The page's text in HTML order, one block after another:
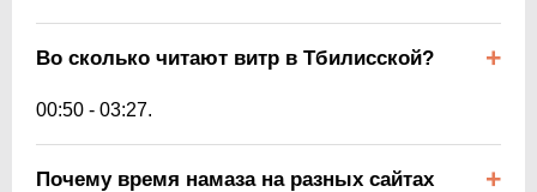
Во сколько читают витр в Тбилисской?
00:50 - 03:27.
Почему время намаза на разных сайтах